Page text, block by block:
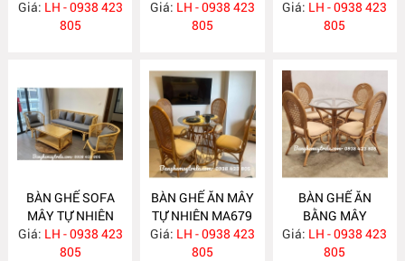
Giá: LH - 0938 423
805
Giá: LH - 0938 423
805
MA682
Giá: LH - 0938 423
805
BÀN GHẾ SOFA
MÂY TỰ NHIÊN
MA681
Giá: LH - 0938 423
805
BÀN GHẾ ĂN MÂY
TỰ NHIÊN MA679
Giá: LH - 0938 423
805
BÀN GHẾ ĂN
BẰNG MÂY
MA678
Giá: LH - 0938 423
805